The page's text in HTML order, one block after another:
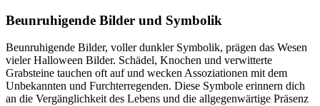
Beunruhigende Bilder und Symbolik
Beunruhigende Bilder, voller dunkler Symbolik, prägen das Wesen
vieler Halloween Bilder. Schädel, Knochen und verwitterte
Grabsteine tauchen oft auf und wecken Assoziationen mit dem
Unbekannten und Furchterregenden. Diese Symbole erinnern dich
an die Vergänglichkeit des Lebens und die allgegenwärtige Präsenz